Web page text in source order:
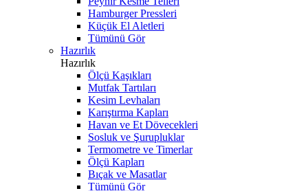
Hamburger Pressleri
Küçük El Aletleri
Tümünü Gör
Hazırlık
Hazırlık
Ölçü Kaşıkları
Mutfak Tartıları
Kesim Levhaları
Karıştırma Kapları
Havan ve Et Dövecekleri
Sosluk ve Şurupluklar
Termometre ve Timerlar
Ölçü Kapları
Bıçak ve Masatlar
Tümünü Gör